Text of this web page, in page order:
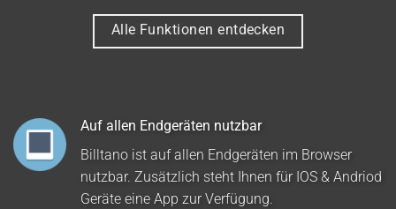
Alle Funktionen entdecken
Auf allen Endgeräten nutzbar
Billtano ist auf allen Endgeräten im Browser
nutzbar. Zusätzlich steht Ihnen für IOS & Andriod
Geräte eine App zur Verfügung.